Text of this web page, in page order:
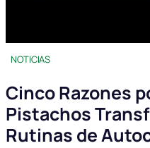
NOTICIAS
Cinco Razones
Pistachos
Rutinas de